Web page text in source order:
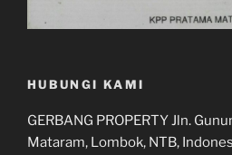
HUBUNGI KAMI
GERBANG PROPERTY Jln.
Mataram, Lombok, NTB,